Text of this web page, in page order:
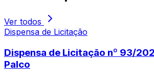
Ver todos
Dispensa de Licitação
Dispensa de Licitação nº 93/
Palco